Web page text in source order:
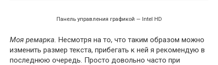
Панель управления графикой — Intel HD
Моя ремарка. Несмотря на то, что таким образом можно
изменить размер текста, прибегать к ней я рекомендую в
последнюю очередь. Просто довольно часто при